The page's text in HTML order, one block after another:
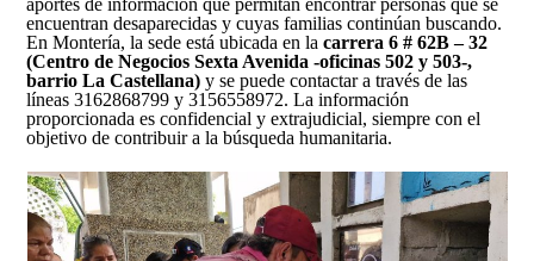
aportes de información que permitan encontrar personas que se
encuentran desaparecidas y cuyas familias continúan buscando.
En Montería, la sede está ubicada en lacarrera 6 # 62B – 32
(Centro de Negocios Sexta Avenida -oficinas 502 y 503-,
barrio La Castellana) y se puede contactar a través de las
líneas 3162868799 y 3156558972. La información
proporcionada es confidencial y extrajudicial, siempre con el
objetivo de contribuir a la búsqueda humanitaria.